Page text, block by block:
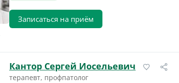
Записаться на приём
Кантор Сергей Иосельевич
терапевт, профпатолог